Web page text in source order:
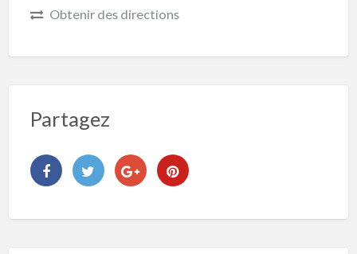
Obtenir des directions
Partagez